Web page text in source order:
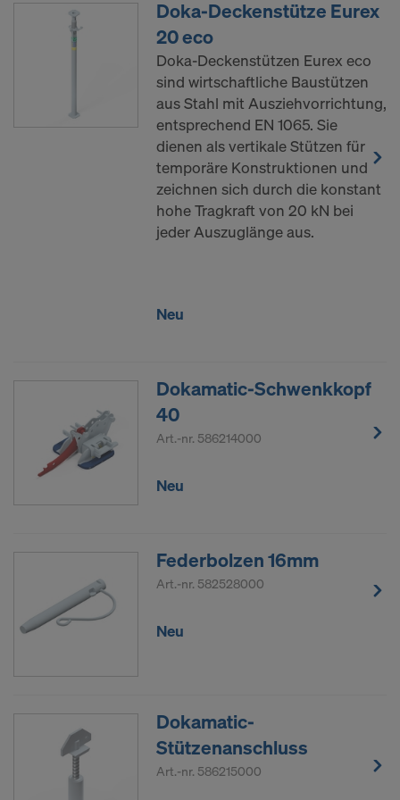
Doka-Deckenstütze Eurex
20 eco
Doka-Deckenstützen Eurex eco
sind wirtschaftliche Baustützen
aus Stahl mit Ausziehvorrichtung,
entsprechend EN 1065. Sie
dienen als vertikale Stützen für
temporäre Konstruktionen und
zeichnen sich durch die konstant
hohe Tragkraft von 20 kN bei
jeder Auszuglänge aus.
Neu
Dokamatic-Schwenkkopf
40
Art.-nr. 586214000
Neu
Federbolzen 16mm
Art.-nr. 582528000
Neu
Dokamatic-
Stützenanschluss
Art.-nr. 586215000